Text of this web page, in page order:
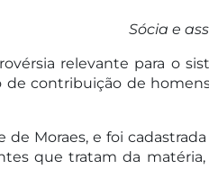
Sócia e
relevante para o
contribuição de
Moraes, e foi
que tratam da